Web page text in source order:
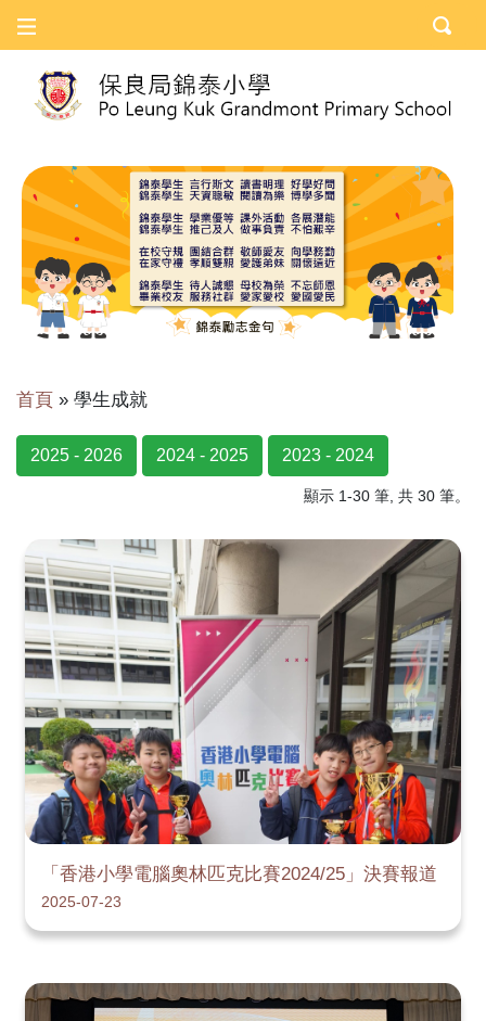
首頁 » 學生成就
2025 - 2026 2024 - 2025 2023 - 2024
顯示 1-30 筆, 共 30 筆。
「香港小學電腦奧林匹克比賽2024/25」決賽報道
2025-07-23